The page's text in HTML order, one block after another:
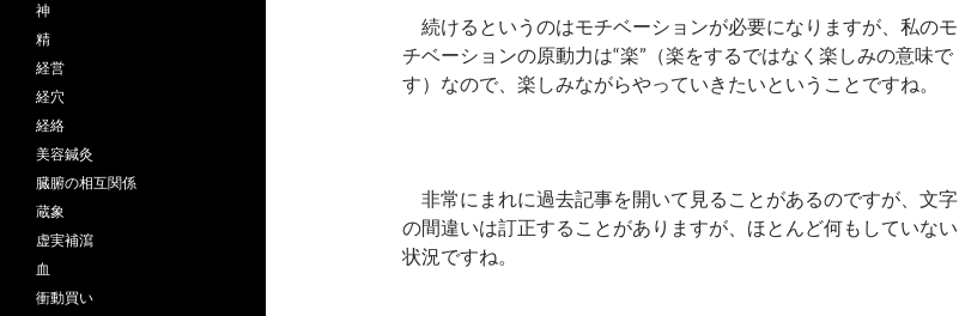
続けるというのはモチベーションが必要になりますが、私のモ
チベーションの原動力は“楽”（楽をするではなく楽しみの意味で
す）なので、楽しみながらやっていきたいということですね。
非常にまれに過去記事を開いて見ることがあるのですが、文字
の間違いは訂正することがありますが、ほとんど何もしていない
状況ですね。
神
精
経営
経穴
経絡
美容鍼灸
臓腑の相互関係
蔵象
虚実補瀉
血
衝動買い